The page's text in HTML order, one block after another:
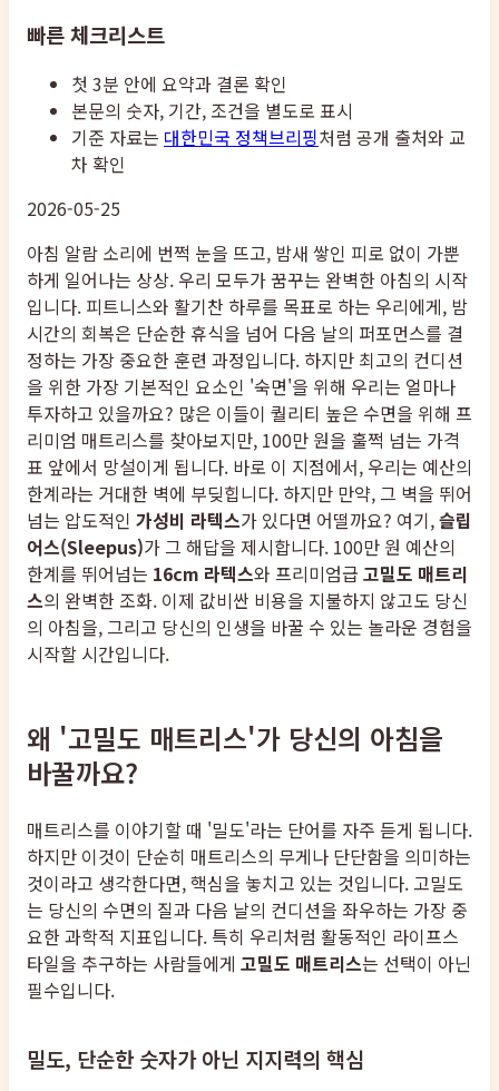
빠른 체크리스트
첫 3분 안에 요약과 결론 확인
본문의 숫자, 기간, 조건을 별도로 표시
기준 자료는 대한민국 정책브리핑처럼 공개 출처와 교
차 확인
2026-05-25
아침 알람 소리에 번쩍 눈을 뜨고, 밤새 쌓인 피로 없이 가뿐
하게 일어나는 상상. 우리 모두가 꿈꾸는 완벽한 아침의 시작
입니다. 피트니스와 활기찬 하루를 목표로 하는 우리에게, 밤
시간의 회복은 단순한 휴식을 넘어 다음 날의 퍼포먼스를 결
정하는 가장 중요한 훈련 과정입니다. 하지만 최고의 컨디션
을 위한 가장 기본적인 요소인 '숙면'을 위해 우리는 얼마나
투자하고 있을까요? 많은 이들이 퀄리티 높은 수면을 위해 프
리미엄 매트리스를 찾아보지만, 100만 원을 훌쩍 넘는 가격
표 앞에서 망설이게 됩니다. 바로 이 지점에서, 우리는 예산의
한계라는 거대한 벽에 부딪힙니다. 하지만 만약, 그 벽을 뛰어
넘는 압도적인 가성비 라텍스가 있다면 어떨까요? 여기,슬립
어스(Sleepus)가 그 해답을 제시합니다. 100만 원 예산의
한계를 뛰어넘는 16cm 라텍스와 프리미엄급 고밀도 매트리
스의 완벽한 조화. 이제 값비싼 비용을 지불하지 않고도 당신
의 아침을, 그리고 당신의 인생을 바꿀 수 있는 놀라운 경험을
시작할 시간입니다.
왜 '고밀도 매트리스'가 당신의 아침을
바꿀까요?
매트리스를 이야기할 때 '밀도'라는 단어를 자주 듣게 됩니다.
하지만 이것이 단순히 매트리스의 무게나 단단함을 의미하는
것이라고 생각한다면, 핵심을 놓치고 있는 것입니다. 고밀도
는 당신의 수면의 질과 다음 날의 컨디션을 좌우하는 가장 중
요한 과학적 지표입니다. 특히 우리처럼 활동적인 라이프스
타일을 추구하는 사람들에게 고밀도 매트리스는 선택이 아닌
필수입니다.
밀도, 단순한 숫자가 아닌 지지력의 핵심